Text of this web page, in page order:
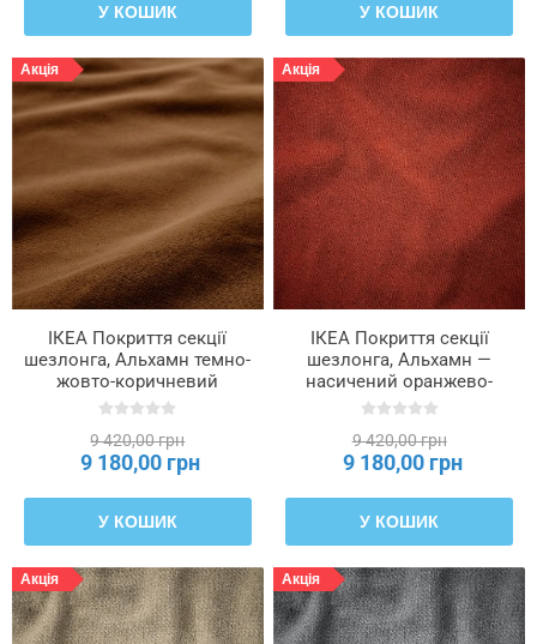
У КОШИК У КОШИК
Акція
ІКЕА Покриття секції
шезлонга, Альхамн темно-
жовто-коричневий
SÖDERHAMN, 406.294.28
9 420,00 грн
9 180,00 грн
У КОШИК
Акція
ІКЕА Покриття секції
шезлонга, Альхамн —
насичений оранжево-
червоний SÖDERHAMN,
9 420,00 грн
9 180,00 грн
У КОШИК
Акція Акція